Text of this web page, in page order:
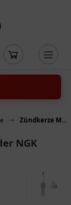
Zündkerze MR9F für Motorräder NGK
NGK